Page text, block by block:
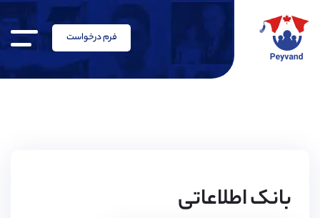
فرم درخواست
بانک اطلاعاتی